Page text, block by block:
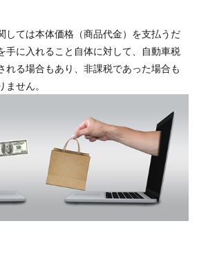
しては本体価格（商品代金）を支払うだ
手に入れること自体に対して、自動車税
れる場合もあり、非課税であった場合も
せん。